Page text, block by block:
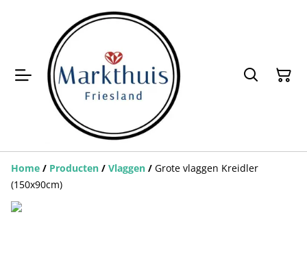
Home / Producten / Vlaggen / Grote vlaggen Kreidler
(150x90cm)